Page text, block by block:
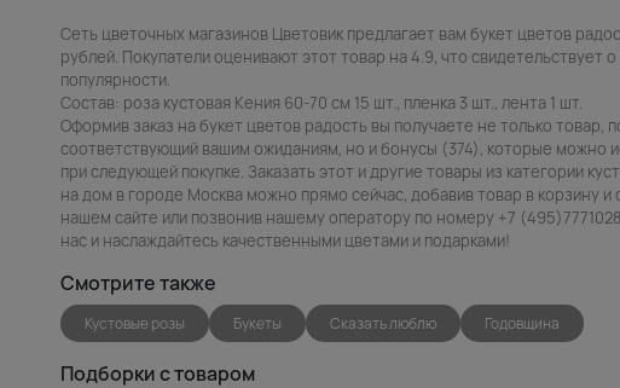
Сеть цветочных магазинов Цветовик предлагает вам букет цветов
рублей. Покупатели оценивают этот товар на 4.9, что свидетельствует о
популярности.
Состав: роза кустовая Кения 60-70 см 15 шт., пленка 3 шт., лента 1 шт.
Оформив заказ на букет цветов радость вы получаете не только товар,
соответствующий вашим ожиданиям, но и бонусы (374), которые можно
при следующей покупке. Заказать этот и другие товары из категории
на дом в городе Москва можно прямо сейчас, добавив товар в корзину и
нашем сайте или позвонив нашему оператору по номеру +7
нас и наслаждайтесь качественными цветами и подарками!
Смотрите также
Кустовые розы Букеты Сказать люблю Годовщина
Подборки с товаром